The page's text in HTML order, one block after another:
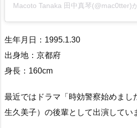
Macoto Tanaka 田中真琴(@mac0tter)
生年月日：1995.1.30
出身地：京都府
身長：160cm
最近ではドラマ「時効警察始めまし
生久美子）の後輩として出演してい